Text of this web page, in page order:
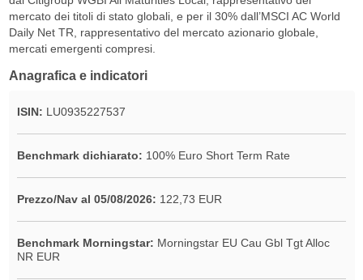
mercato dei titoli di stato globali, e per il 30% dall’MSCI AC World
Daily Net TR, rappresentativo del mercato azionario globale,
mercati emergenti compresi.
Anagrafica e indicatori
ISIN: LU0935227537
Benchmark dichiarato: 100% Euro Short Term Rate
Prezzo/Nav al 05/08/2026: 122,73 EUR
Benchmark Morningstar: Morningstar EU Cau Gbl Tgt Alloc
NR EUR